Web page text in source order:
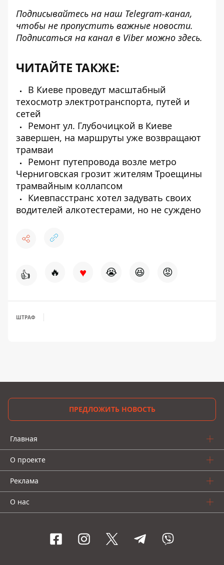
Подписывайтесь на наш Telegram-канал,
чтобы не пропустить важные новости.
Подписаться на канал в Viber можно здесь.
ЧИТАЙТЕ ТАКЖЕ:
В Киеве проведут масштабный
техосмотр электротранспорта, путей и
сетей
Ремонт ул. Глубочицкой в ​​Киеве
завершен, на маршруты уже возвращают
трамваи
Ремонт путепровода возле метро
Черниговская грозит жителям Троещины
трамвайным коллапсом
Киевпасстранс хотел задувать своих
водителей алкотестерами, но не суждено
👍 🔥 ♥ 😭 😆 😡
ШТРАФ
ПРЕДЛОЖИТЬ НОВОСТЬ
Главная
О проекте
Реклама
О нас